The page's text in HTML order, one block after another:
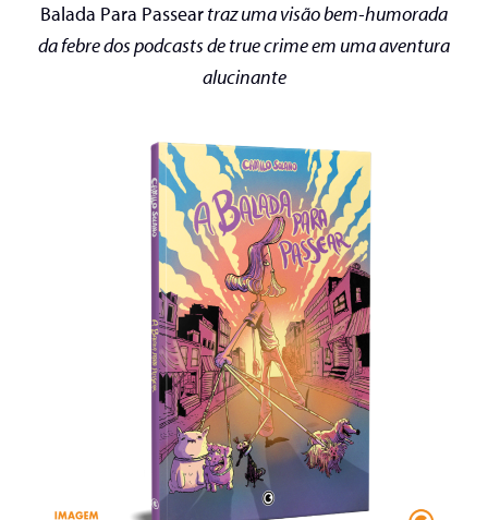
Balada Para Passeartraz uma visão bem-humorada
da febre dos podcasts de true crime em uma aventura
alucinante